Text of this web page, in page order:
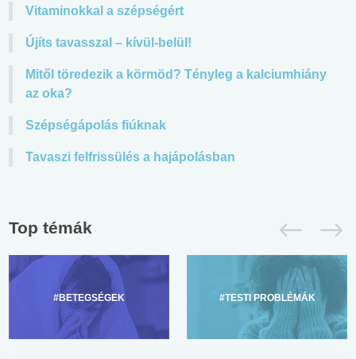
Vitaminokkal a szépségért
Újíts tavasszal – kívül-belül!
Mitől töredezik a körmöd? Tényleg a kalciumhiány
az oka?
Szépségápolás fiúknak
Tavaszi felfrissülés a hajápolásban
Top témák
#BETEGSÉGEK #TESTI PROBLÉMÁK